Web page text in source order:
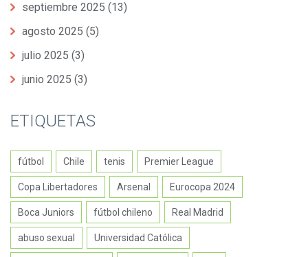
septiembre 2025 (13)
agosto 2025 (5)
julio 2025 (3)
junio 2025 (3)
ETIQUETAS
fútbol Chile tenis Premier League
Copa Libertadores Arsenal Eurocopa 2024
Boca Juniors fútbol chileno Real Madrid
abuso sexual Universidad Católica